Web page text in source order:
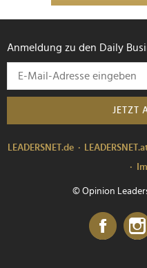
Anmeldung zu den Daily
JETZT
LEADERSNET.de
© Opinion